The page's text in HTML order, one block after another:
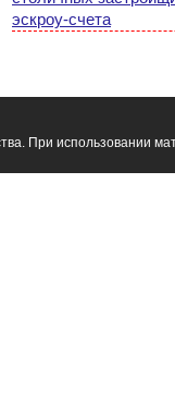
эскроу-счета
При использовании